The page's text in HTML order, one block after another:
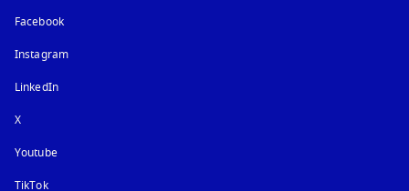
Facebook
Instagram新しいタブに表示されます
LinkedIn
X
Youtube新しいタブに表示されます
TikTok